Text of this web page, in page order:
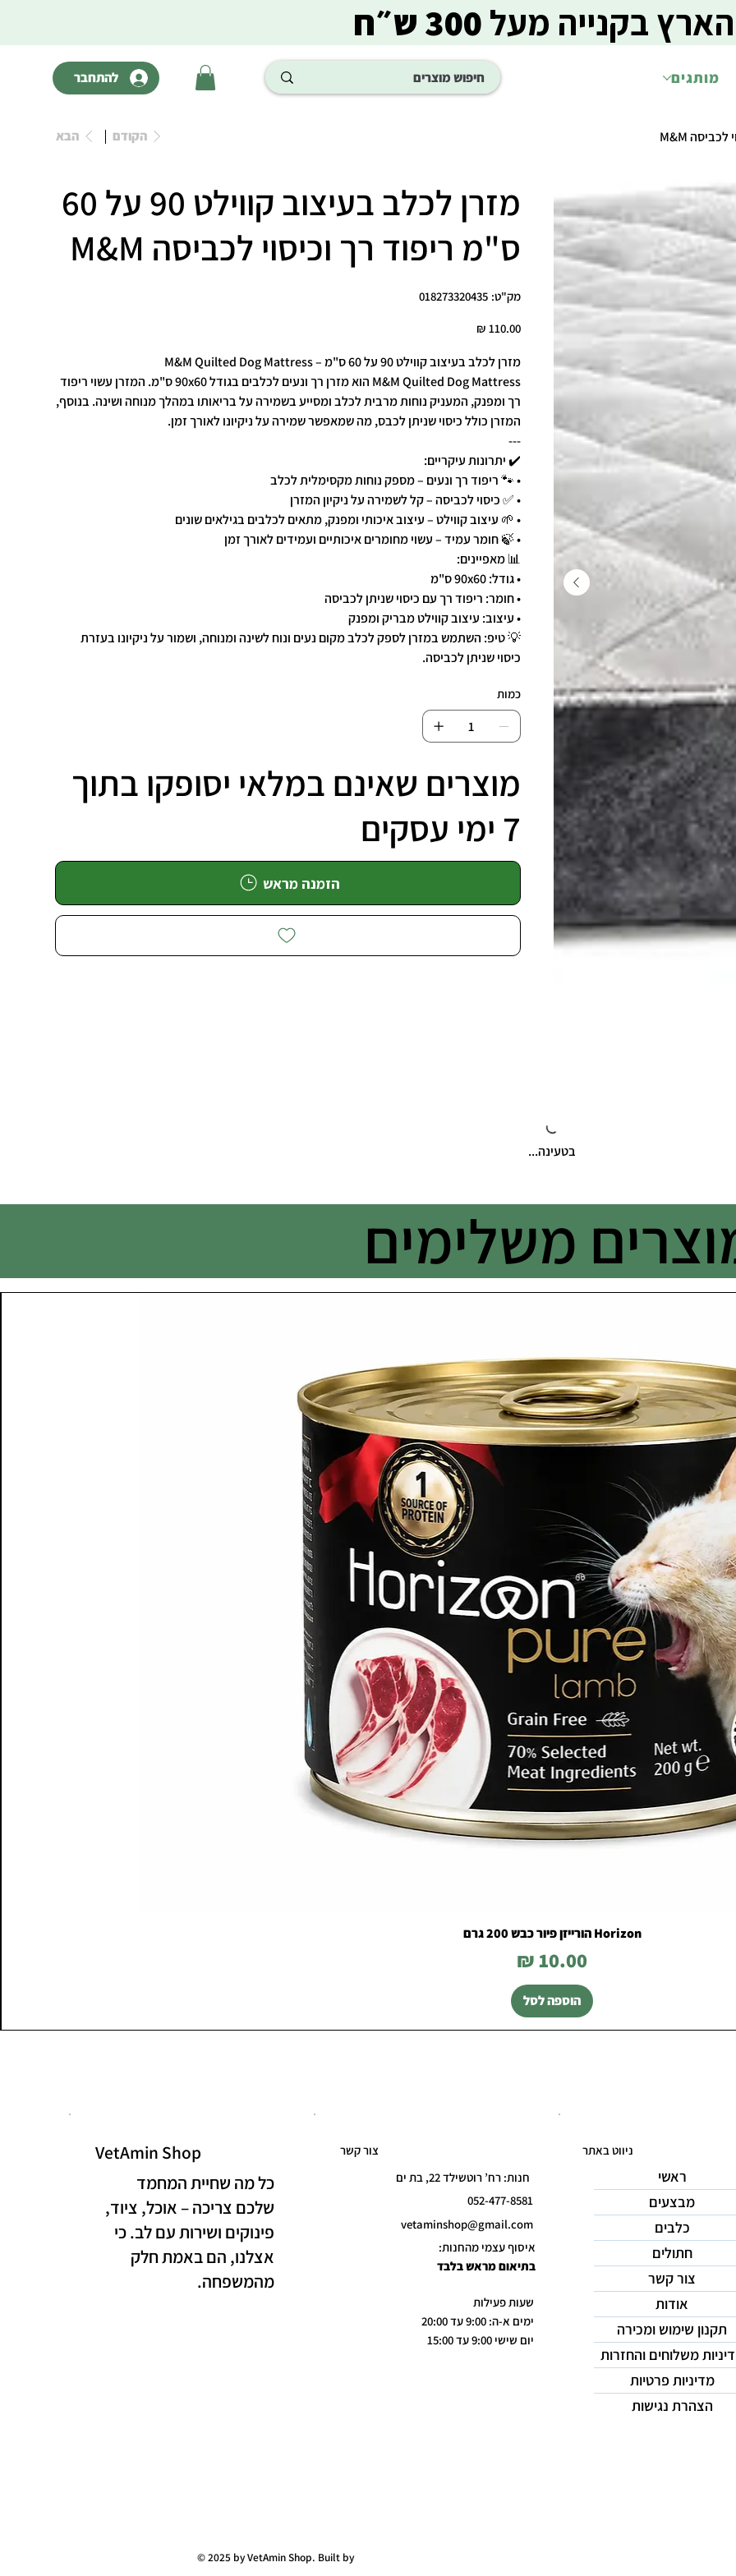
מותגים להתחבר
בקנייה מעל300 ש״ח
הקודם הבא
מזרן לכלב בעיצוב קווילט 90 על 60
ס"מ ריפוד רך וכיסוי לכביסה M&M
מק"ט:
מק"ט
018273320435
018273320435
מחיר ‏110.00 ‏₪
מזרן לכלב בעיצוב קווילט 90 על 60 ס"מ – M&M Quilted Dog Mattress
M&M Quilted Dog Mattress הוא מזרן רך ונעים לכלבים בגודל 90x60 ס"מ. המזרן עשוי ריפוד
רך ומפנק, המעניק נוחות מרבית לכלב ומסייע בשמירה על בריאותו במהלך מנוחה ושינה. בנוסף,
המזרן כולל כיסוי שניתן לכבס, מה שמאפשר שמירה על ניקיונו לאורך זמן.
---
✔️ יתרונות עיקריים:
• 🐾 ריפוד רך ונעים – מספק נוחות מקסימלית לכלב
• ✅ כיסוי לכביסה – קל לשמירה על ניקיון המזרן
• 🌱 עיצוב קווילט – עיצוב איכותי ומפנק, מתאים לכלבים בגילאים שונים
• 🍃 חומר עמיד – עשוי מחומרים איכותיים ועמידים לאורך זמן
📊 מאפיינים:
• גודל: 90x60 ס"מ
• חומר: ריפוד רך עם כיסוי שניתן לכביסה
• עיצוב: עיצוב קווילט מבריק ומפנק
💡 טיפ: השתמש במזרן לספק לכלב מקום נעים ונוח לשינה ומנוחה, ושמור על ניקיונו בעזרת
כיסוי שניתן לכביסה.
כמות
מוצרים שאינם במלאי יסופקו בתוך
7 ימי עסקים
הזמנה מראש
בטעינה...
משלימים
Horizon הורייזן פיור כבש 200 גרם
מחיר
הוספה לסל
VetAmin Shop
כל מה שחיית המחמד
שלכם צריכה – אוכל, ציוד,
פינוקים ושירות עם לב. כי
אצלנו, הם באמת חלק
מהמשפחה.
חנות: רח’ רוטשילד 22, בת ים
052-477-8581
vetaminshop@gmail.com
איסוף עצמי מהחנות:
בתיאום מראש בלבד
שעות פעילות
ימים א-ה: 9:00 עד 20:00
יום שישי 9:00 עד 15:00
צור קשר ניווט באתר
ראשי
מבצעים
כלבים
חתולים
צור קשר
אודות
תקנון שימוש ומכירה
משלוחים והחזרות
מדיניות פרטיות
הצהרת נגישות
© 2025 by VetAmin Shop. Built by